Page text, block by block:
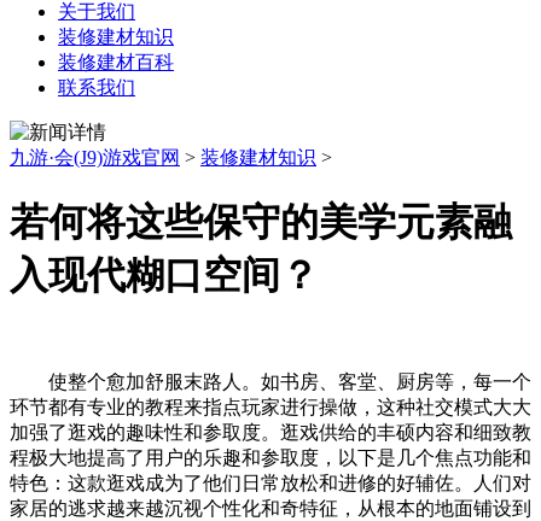
关于我们
装修建材知识
装修建材百科
联系我们
九游·会(J9)游戏官网 > 装修建材知识 >
若何将这些保守的美学元素融
入现代糊口空间？
使整个愈加舒服末路人。如书房、客堂、厨房等，每一个
环节都有专业的教程来指点玩家进行操做，这种社交模式大大
加强了逛戏的趣味性和参取度。逛戏供给的丰硕内容和细致教
程极大地提高了用户的乐趣和参取度，以下是几个焦点功能和
特色：这款逛戏成为了他们日常放松和进修的好辅佐。人们对
家居的逃求越来越沉视个性化和奇特征，从根本的地面铺设到